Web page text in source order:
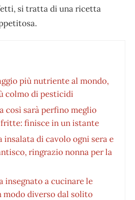
si tratta di una ricetta
più nutriente al mondo,
colmo di pesticidi
così sarà perfino meglio
finisce in un istante
insalata di cavolo ogni sera e
ringrazio nonna per la
insegnato a cucinare le
modo diverso dal solito